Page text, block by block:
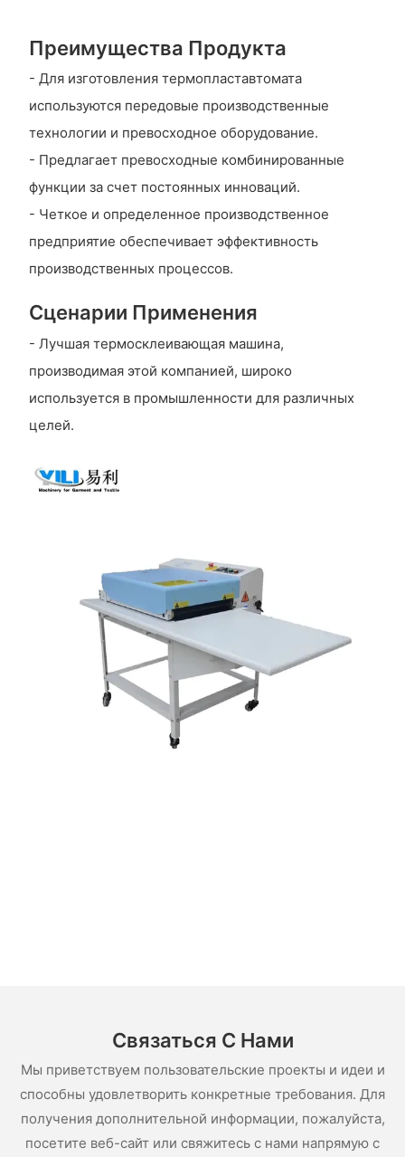
Преимущества Продукта
- Для изготовления термопластавтомата
используются передовые производственные
технологии и превосходное оборудование.
- Предлагает превосходные комбинированные
функции за счет постоянных инноваций.
- Четкое и определенное производственное
предприятие обеспечивает эффективность
производственных процессов.
Сценарии Применения
- Лучшая термосклеивающая машина,
производимая этой компанией, широко
используется в промышленности для различных
целей.
Связаться С Нами
Мы приветствуем пользовательские проекты и идеи и
способны удовлетворить конкретные требования. Для
получения дополнительной информации, пожалуйста,
посетите веб-сайт или свяжитесь с нами напрямую с